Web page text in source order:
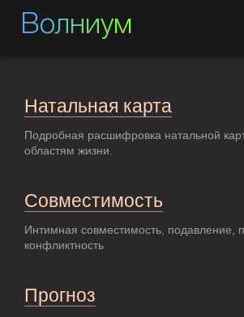
Волниум
Натальная карта
Подробная расшифровка натальной
областям жизни.
Совместимость
Интимная совместимость, подавление,
конфликтность
Прогноз